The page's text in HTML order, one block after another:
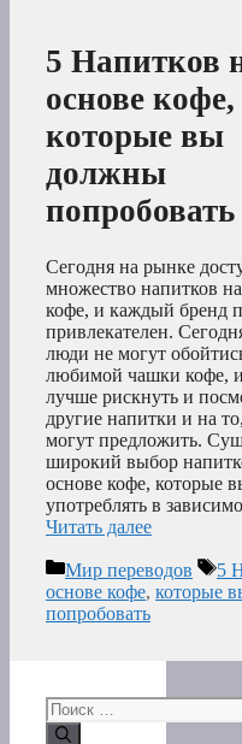
5 Напитков
основе кофе,
которые вы
должны
попробовать
Сегодня на рынке
множество напитков
кофе, и каждый бренд
привлекателен.
люди не могут
любимой чашки кофе,
лучше рискнуть и
другие напитки и на
могут предложить.
широкий выбор
основе кофе, которые
употреблять в
Читать далее
Рубрики
Мир переводов
5
основе кофе, которые
попробовать
Поиск: